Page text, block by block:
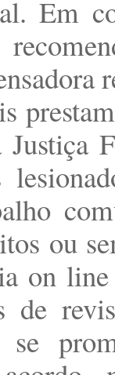
Em
ou
on
de